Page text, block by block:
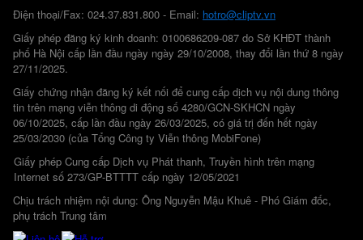
Điện thoại/Fax: 024.37.831.800 - Email: hotro@cliptv.vn
Giấy phép đăng ký kinh doanh: 0100686209-087 do Sở KHĐT thành
phố Hà Nội cấp lần đầu ngày ngày 29/10/2008, thay đổi lần thứ 8 ngày
27/11/2025.
Giấy chứng nhận đăng ký kết nối để cung cấp dịch vụ nội dung thông
tin trên mạng viễn thông di động số 4280/GCN-SKHCN ngày
06/10/2025, cấp lần đầu ngày 26/03/2025, có giá trị đến hết ngày
25/03/2030 (của Tổng Công ty Viễn thông MobiFone)
Giấy phép Cung cấp Dịch vụ Phát thanh, Truyền hình trên mạng
Internet số 273/GP-BTTTT cấp ngày 12/05/2021
Chịu trách nhiệm nội dung: Ông Nguyễn Mậu Khuê - Phó Giám đốc,
phụ trách Trung tâm